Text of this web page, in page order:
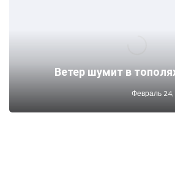
Ветер шумит в
Февраль